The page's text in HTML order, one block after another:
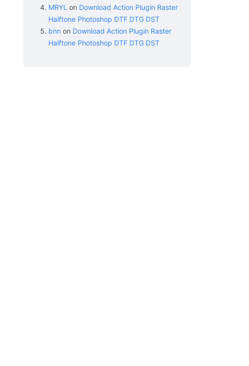
MRYL on Download Action Plugin Raster
Halftone Photoshop DTF DTG DST
bnn on Download Action Plugin Raster
Halftone Photoshop DTF DTG DST